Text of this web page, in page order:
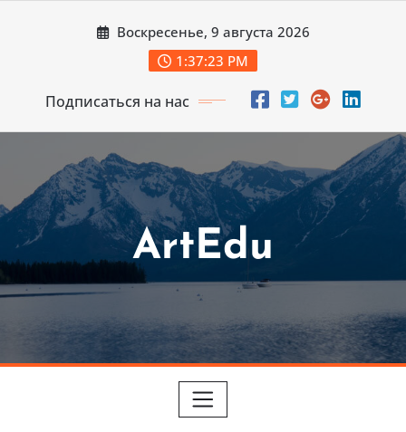
Воскресенье, 9 августа 2026
1:37:24 PM
Подписаться на нас
ArtEdu